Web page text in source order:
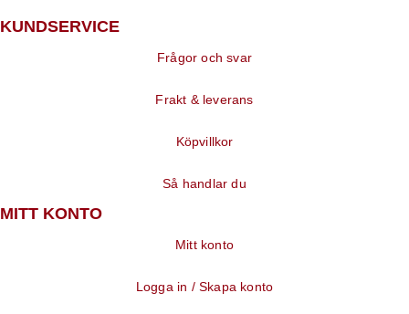
KUNDSERVICE
Frågor och svar
Frakt & leverans
Köpvillkor
Så handlar du
MITT KONTO
Mitt konto
Logga in / Skapa konto